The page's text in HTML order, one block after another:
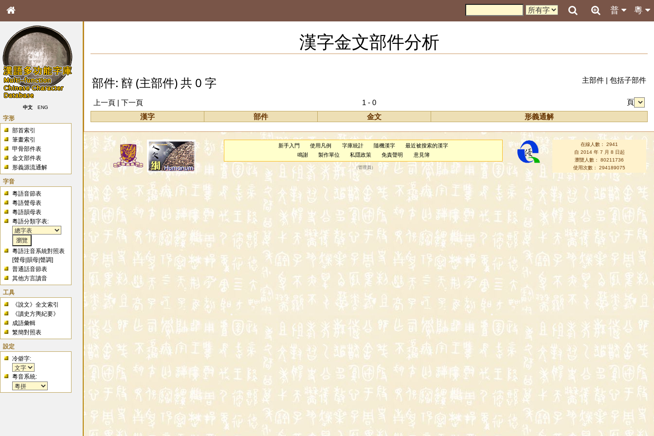
粵
普
中文 ENG
字形
部首索引
筆畫索引
甲骨部件表
金文部件表
形義源流通解
字音
粵語音節表
粵語聲母表
粵語韻母表
粵語分類字表:
粵語注音系統對照表
[聲母 |韻母 |聲調]
普通話音節表
其他方言讀音
工具
《說文》全文索引
《讀史方輿紀要》
成語彙輯
繁簡對照表
設定
冷僻字:
粵音系統:
漢字金文部件分析
部件: 辥 (主部件) 共 0 字 主部件| 包括子部件
上一頁 | 下一頁 1 - 0
頁
漢字
部件 金文 形義通解
新手入門 使用凡例 字庫統計 隨機漢字
最近被搜索的漢字
鳴謝
製作單位 私隱政策 免責聲明 意見簿
（管理員 ）
在線人數： 2941
自 2014 年 7 月 8 日起
瀏覽人數： 80211736
使用次數： 294189075